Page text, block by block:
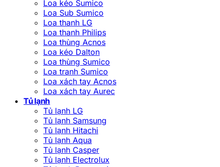
Loa kéo Sumico
Loa Sub Sumico
Loa thanh LG
Loa thanh Philips
Loa thùng Acnos
Loa kéo Dalton
Loa thùng Sumico
Loa tranh Sumico
Loa xách tay Acnos
Loa xách tay Aurec
Tủ lạnh
Tủ lạnh LG
Tủ lạnh Samsung
Tủ lạnh Hitachi
Tủ lạnh Aqua
Tủ lạnh Casper
Tủ lạnh Electrolux